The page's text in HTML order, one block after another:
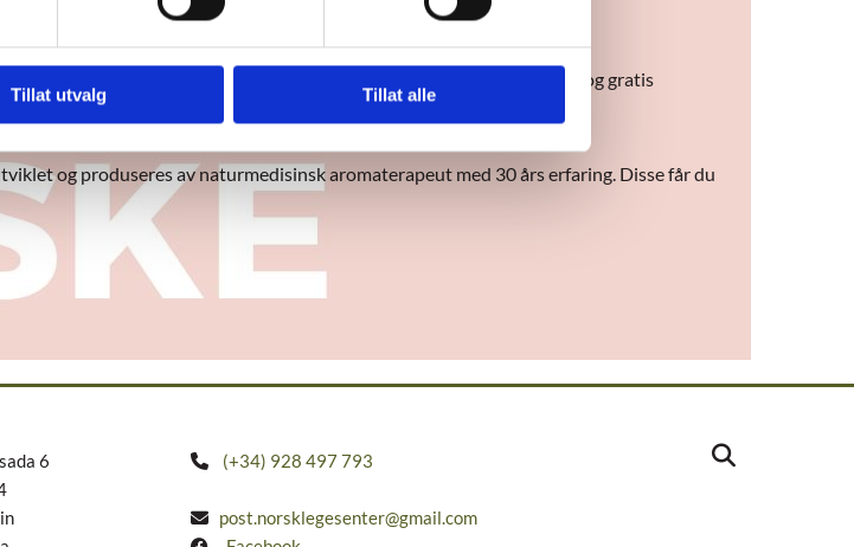
Tillat utvalg Tillat alle
legesenter. Her får du gode tilbud, fagkunnskap, brosjyrer, testing og gratis
og produseres av naturmedisinsk aromaterapeut med 30 års erfaring. Disse får du
6
 (+34) 928 497 793
 post.norsklegesenter@gmail.com